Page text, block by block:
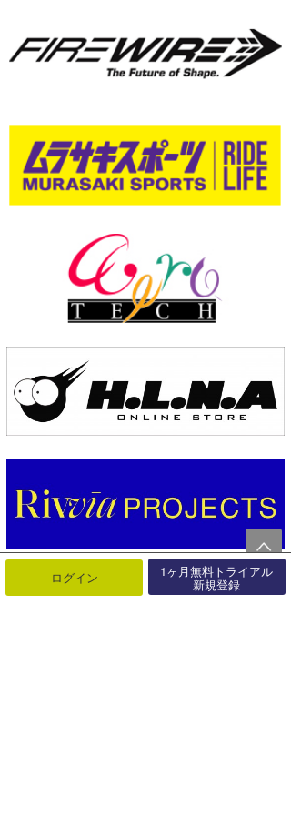
ログイン 1ヶ月無料トライアル
新規登録